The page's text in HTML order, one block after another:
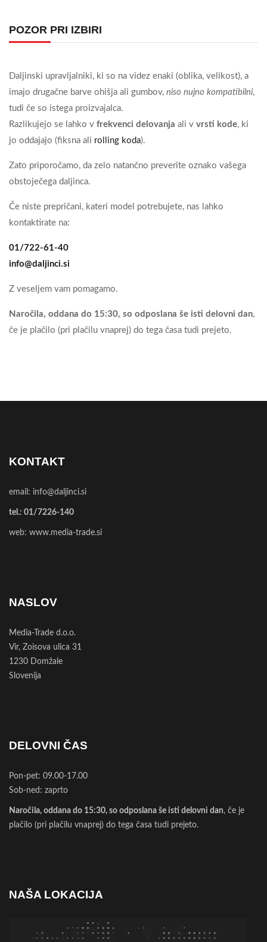
POZOR PRI IZBIRI
Daljinski upravljalniki, ki so na videz enaki (oblika, velikost), a
imajo drugačne barve ohišja ali gumbov, niso nujno kompatibilni,
tudi če so istega proizvajalca.
Razlikujejo se lahko v frekvenci delovanja ali v vrsti kode, ki
jo oddajajo (fiksna ali rolling koda).
Zato priporočamo, da zelo natančno preverite oznako vašega
obstoječega daljinca.
Če niste prepričani, kateri model potrebujete, nas lahko
kontaktirate na:
01/722-61-40
info@daljinci.si
Z veseljem vam pomagamo.
Naročila, oddana do 15:30, so odposlana še isti delovni dan,
če je plačilo (pri plačilu vnaprej) do tega časa tudi prejeto.
KONTAKT
email: info@daljinci.si
tel.: 01/7226-140
web: www.media-trade.si
NASLOV
Media-Trade d.o.o.
Vir, Zoisova ulica 31
1230 Domžale
Slovenija
DELOVNI ČAS
Pon-pet: 09.00-17.00
Sob-ned: zaprto
Naročila, oddana do 15:30, so odposlana še isti delovni dan, če je
plačilo (pri plačilu vnaprej) do tega časa tudi prejeto.
NAŠA LOKACIJA